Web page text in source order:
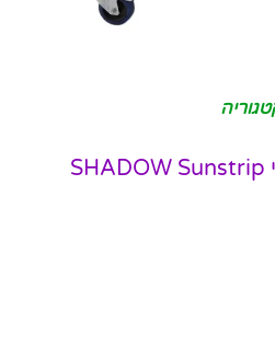
קייס עם גלגלים לפנסי SHADOW Sunstrip